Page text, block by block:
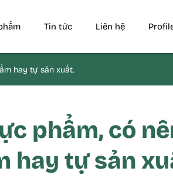
Tin tức Liên hệ
hay tự sản xuất.
phẩm, có
hay tự sản